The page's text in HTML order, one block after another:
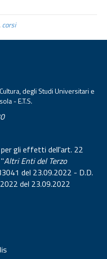
corsi
degli Studi Universitari e
- E.T.S.
gli effetti dell'art. 22
Altri Enti del Terzo
del 23.09.2022 - D.D.
del 23.09.2022